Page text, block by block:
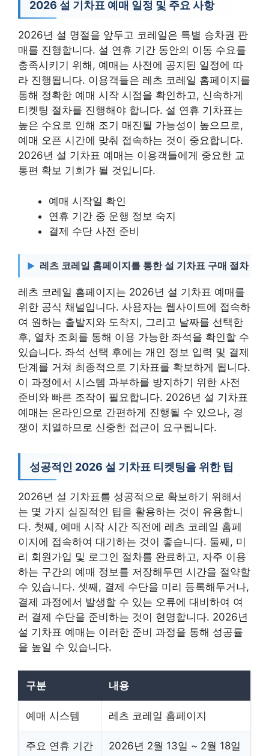
2026 설 기차표 예매 일정 및 주요 사항
2026년 설 명절을 앞두고 코레일은 특별 승차권 판
매를 진행합니다. 설 연휴 기간 동안의 이동 수요를
충족시키기 위해, 예매는 사전에 공지된 일정에 따
라 진행됩니다. 이용객들은 레츠 코레일 홈페이지를
통해 정확한 예매 시작 시점을 확인하고, 신속하게
티켓팅 절차를 진행해야 합니다. 설 연휴 기차표는
높은 수요로 인해 조기 매진될 가능성이 높으므로,
예매 오픈 시간에 맞춰 접속하는 것이 중요합니다.
2026년 설 기차표 예매는 이용객들에게 중요한 교
통편 확보 기회가 될 것입니다.
예매 시작일 확인
연휴 기간 중 운행 정보 숙지
결제 수단 사전 준비
레츠 코레일 홈페이지를 통한 설 기차표 구매 절차
레츠 코레일 홈페이지는 2026년 설 기차표 예매를
위한 공식 채널입니다. 사용자는 웹사이트에 접속하
여 원하는 출발지와 도착지, 그리고 날짜를 선택한
후, 열차 조회를 통해 이용 가능한 좌석을 확인할 수
있습니다. 좌석 선택 후에는 개인 정보 입력 및 결제
단계를 거쳐 최종적으로 기차표를 확보하게 됩니다.
이 과정에서 시스템 과부하를 방지하기 위한 사전
준비와 빠른 조작이 필요합니다. 2026년 설 기차표
예매는 온라인으로 간편하게 진행될 수 있으나, 경
쟁이 치열하므로 신중한 접근이 요구됩니다.
성공적인 2026 설 기차표 티켓팅을 위한 팁
2026년 설 기차표를 성공적으로 확보하기 위해서
는 몇 가지 실질적인 팁을 활용하는 것이 유용합니
다. 첫째, 예매 시작 시간 직전에 레츠 코레일 홈페
이지에 접속하여 대기하는 것이 좋습니다. 둘째, 미
리 회원가입 및 로그인 절차를 완료하고, 자주 이용
하는 구간의 예매 정보를 저장해두면 시간을 절약할
수 있습니다. 셋째, 결제 수단을 미리 등록해두거나,
결제 과정에서 발생할 수 있는 오류에 대비하여 여
러 결제 수단을 준비하는 것이 현명합니다. 2026년
설 기차표 예매는 이러한 준비 과정을 통해 성공률
을 높일 수 있습니다.
구분 내용
예매 시스템 레츠 코레일 홈페이지
주요 연휴 기간 2026년 2월 13일 ~ 2월 18일